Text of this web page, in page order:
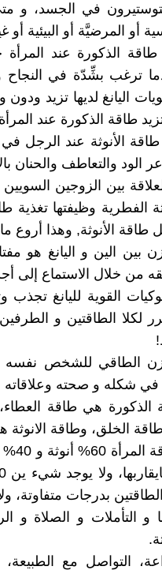
في الجسد، و
أو المرضيَّة أو البيئية
طاقة الذكورة عند
ترغب بشِّدّة في النجاح
اليانغ لديها تزيد
طاقة الذكورة عند
طاقة الأنوثة عند الرجل
الود والتعاطف والحنان
بين الزوجين
الفطرية وظيفتها
طاقة الأنوثة, وهذا أروع
بين الين و اليانغ هو
من خلال الاستماع إلى
القوية لليانغ
لكلا الطاقتين و
الطاقي للشخص نفسه
شكله و صحته وعلاقاته
الذكورة هي طاقة
الخلق، وطاقة الانوثة
الطاقتين بدرجات
و التأملات و الصلاة
التواصل مع